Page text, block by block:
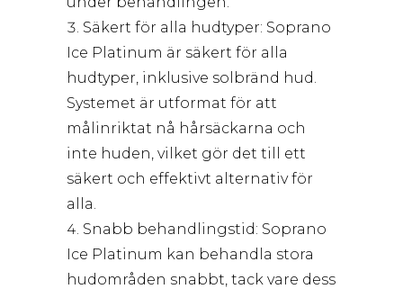
Säkert för alla hudtyper: Soprano
Ice Platinum är säkert för alla
hudtyper, inklusive solbränd hud.
Systemet är utformat för att
målinriktat nå hårsäckarna och
inte huden, vilket gör det till ett
säkert och effektivt alternativ för
alla.
Snabb behandlingstid: Soprano
Ice Platinum kan behandla stora
hudområden snabbt, tack vare dess